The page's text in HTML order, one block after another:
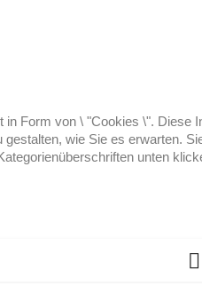
Form von \ "Cookies \". Diese
wie Sie es erwarten.
unten
